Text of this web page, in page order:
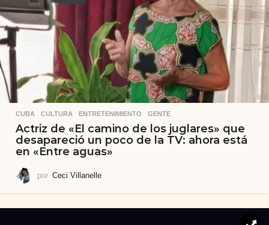
CUBA ,CULTURA ,ENTRETENIMIENTO ,GENTE
Actriz de «El camino de los juglares» que
desapareció un poco de la TV: ahora está
en «Entre aguas»
por Ceci Villanelle